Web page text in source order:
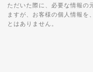
ただいた際に、必要な情報の
ますが、お客様の個人情報を
とはありません。